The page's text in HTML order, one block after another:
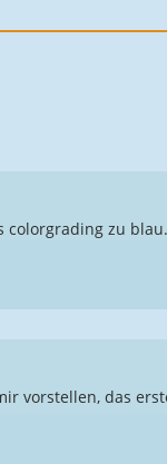
colorgrading zu
vorstellen, das